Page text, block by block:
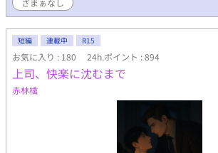
推測を否定したかったが、アルベルトは着々
ら、バッドエンドは回避できるのか？運命の
ている。 ※小説家になろう・カクヨムへも
19:00の二回更新
ざまぁなし
短編 連載中 R15
お気に入り : 180 24h.ポイント : 894
上司、快楽に沈むまで
赤林檎